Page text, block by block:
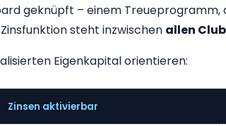
geknüpft – einem
steht inzwischen allen
Eigenkapital orientieren:
Zinsen aktivierbar